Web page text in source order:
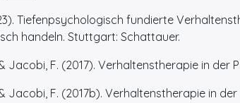
Tiefenpsychologisch fundierte
handeln. Stuttgart: Schattauer.
F. (2017). Verhaltenstherapie in der
F. (2017b). Verhaltenstherapie in der